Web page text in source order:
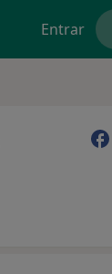
Entrar